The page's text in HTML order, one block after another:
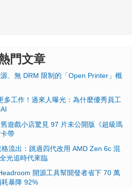
門文章
、無 DRM 限制的「Open Printer」概
多工作！過來人曝光：為什麼優秀員工
遊戲小店驚見 97 片未公開版《超級瑪
帶
流出：跳過四代改用 AMD Zen 6c 混
光追時代來臨
開源工具幫開發者省下 70 萬
暴降 92%